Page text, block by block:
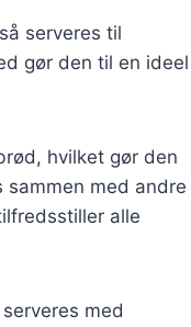
serveres til
gør den til en ideel
hvilket gør den
med andre
alle
med